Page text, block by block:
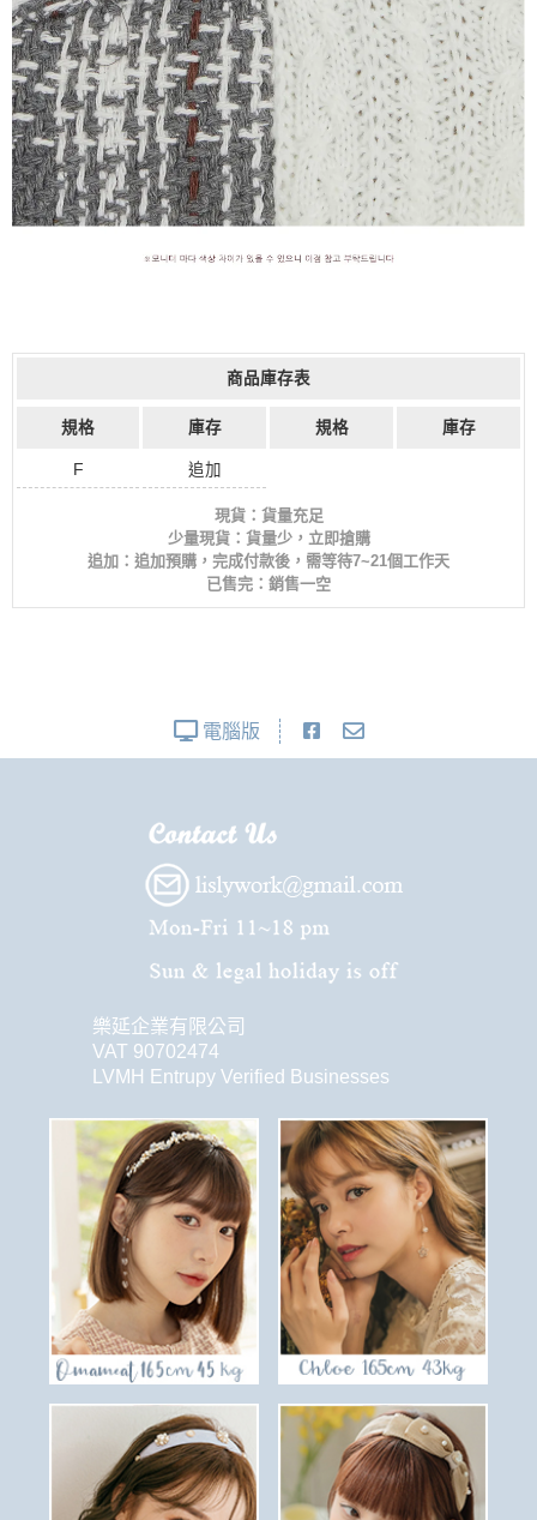
商品庫存表
規格 庫存 規格 庫存
F 追加
現貨：貨量充足
少量現貨：貨量少，立即搶購
追加：追加預購，完成付款後，需等待7~21個工作天
已售完：銷售一空
電腦版
樂延企業有限公司
VAT 90702474
LVMH Entrupy Verified Businesses